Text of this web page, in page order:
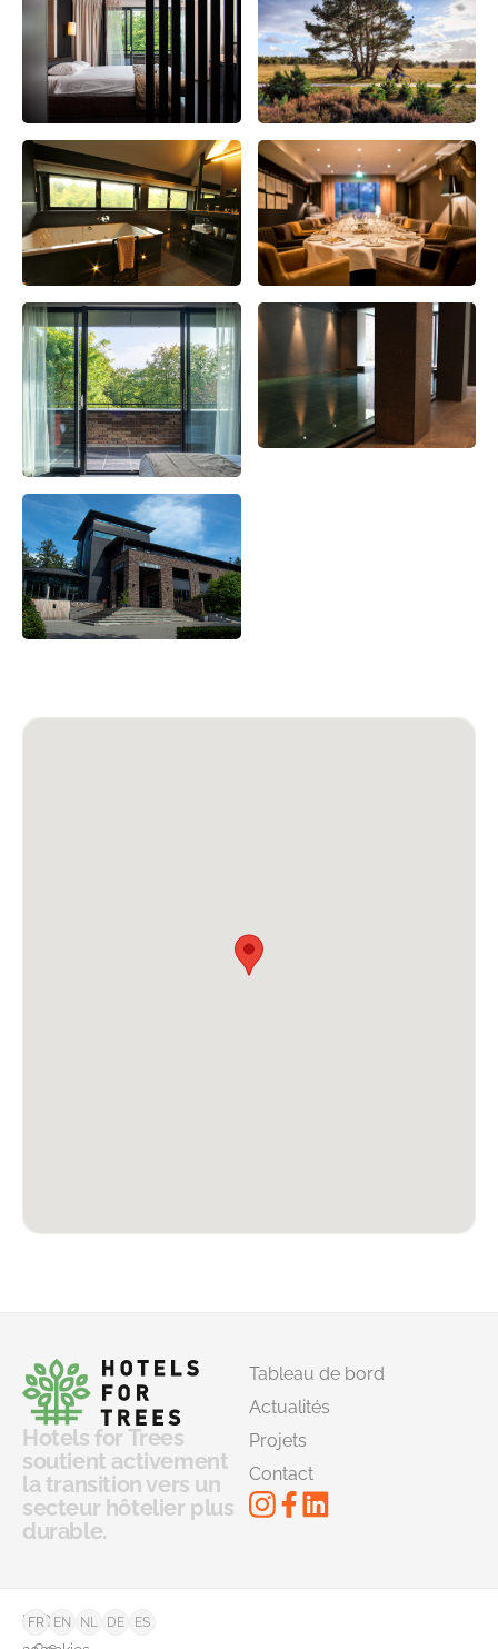
Hotels for Trees
soutient activement
la transition vers un
secteur hôtelier plus
durable.
Tableau de bord
Actualités
Projets
Contact
©
FAQ
FR EN NL DE ES